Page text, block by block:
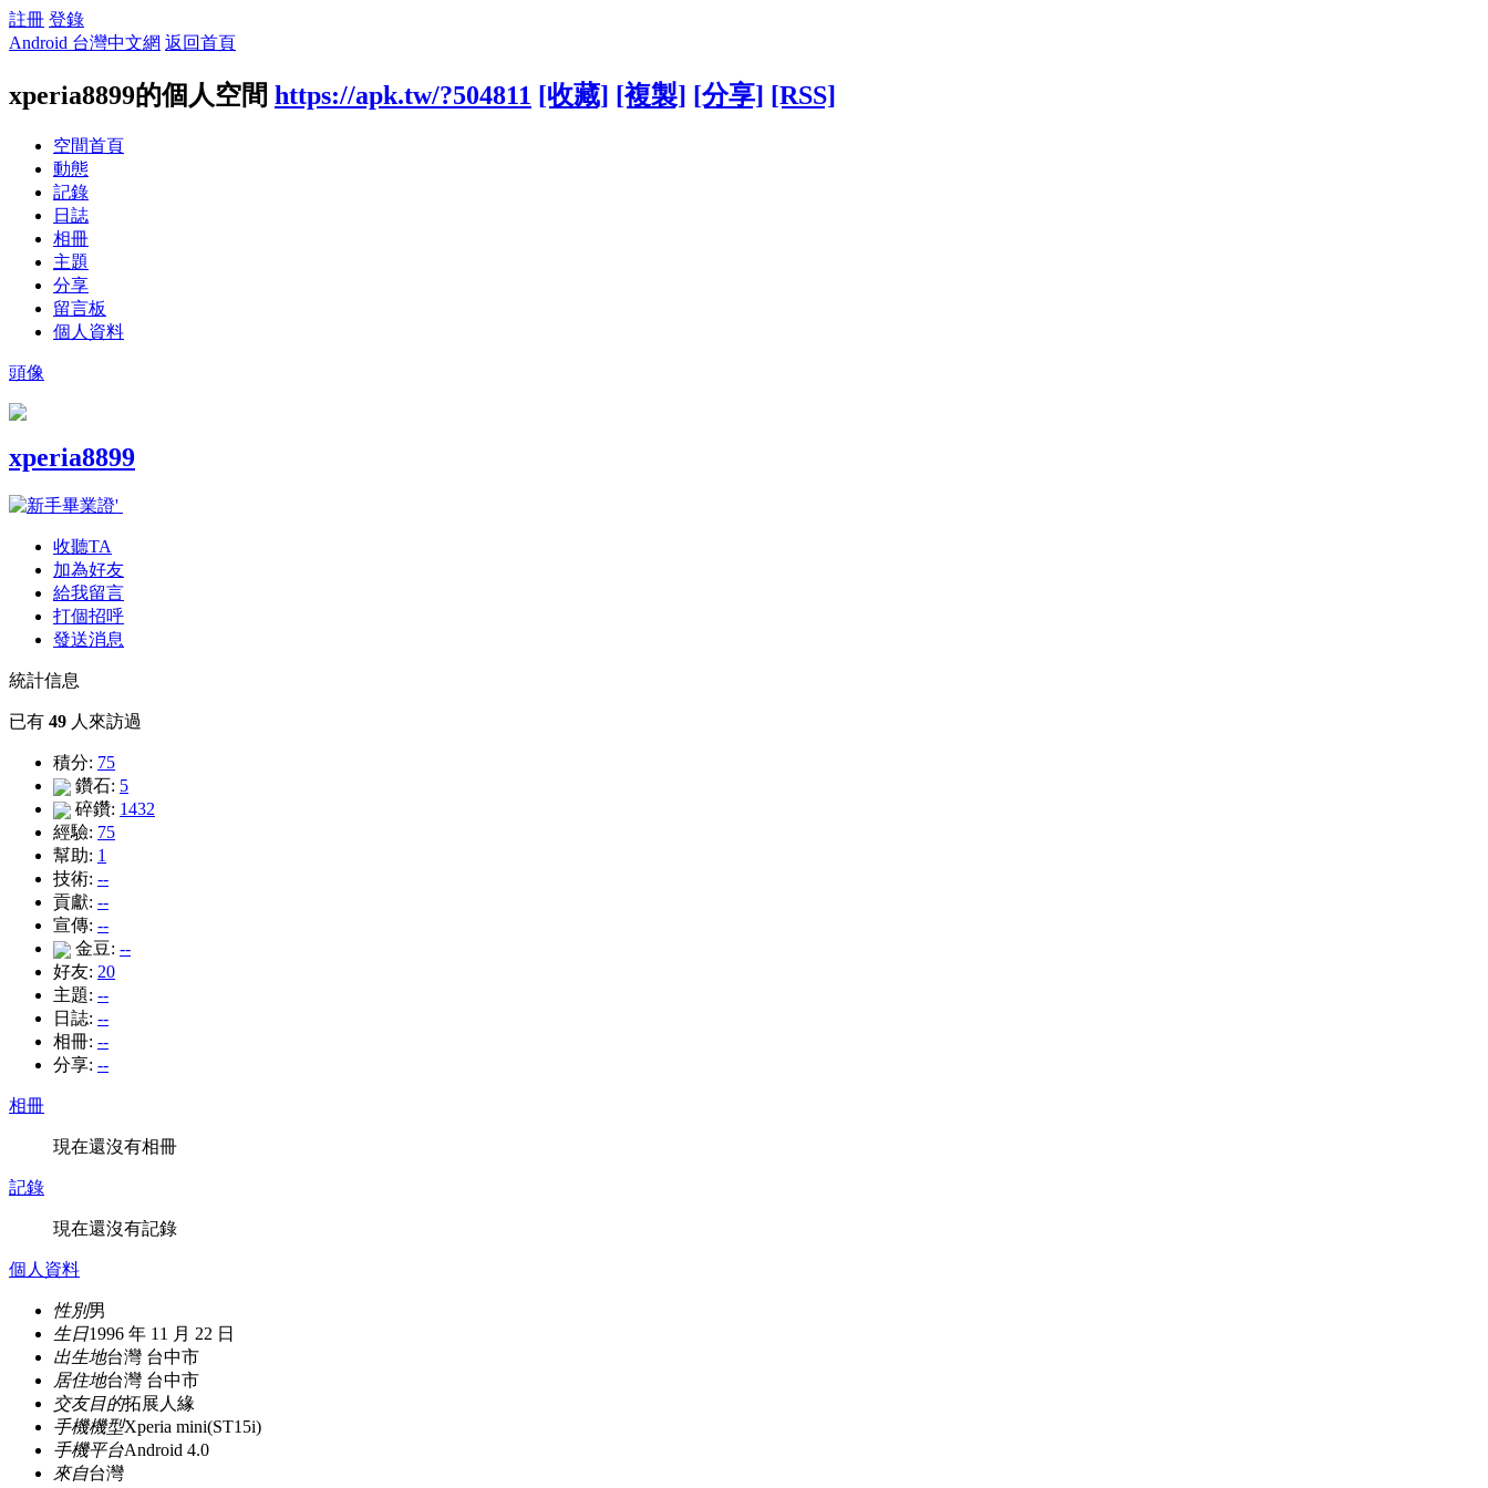
註冊 登錄
Android 台灣中文網 返回首頁
xperia8899的個人空間 https://apk.tw/?504811 [收藏] [複製] [分享] [RSS]
空間首頁
動態
記錄
日誌
相冊
主題
分享
留言板
個人資料
頭像
xperia8899
收聽TA
加為好友
給我留言
打個招呼
發送消息
統計信息
已有 49 人來訪過
積分: 75
鑽石: 5
碎鑽: 1432
經驗: 75
幫助: 1
技術: --
貢獻: --
宣傳: --
金豆: --
好友: 20
主題: --
日誌: --
相冊: --
分享: --
相冊
現在還沒有相冊
記錄
現在還沒有記錄
個人資料
性別男
生日1996 年 11 月 22 日
出生地台灣 台中市
居住地台灣 台中市
交友目的拓展人緣
手機機型Xperia mini(ST15i)
手機平台Android 4.0
來自台灣